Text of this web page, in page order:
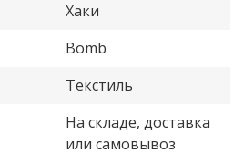
Хаки
Bomb
Текстиль
На складе, доставка
или самовывоз